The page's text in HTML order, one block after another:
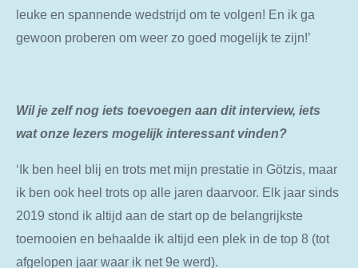
leuke en spannende wedstrijd om te volgen! En ik ga
gewoon proberen om weer zo goed mogelijk te zijn!’
Wil je zelf nog iets toevoegen aan dit interview, iets
wat onze lezers mogelijk interessant vinden?
‘Ik ben heel blij en trots met mijn prestatie in Götzis, maar
ik ben ook heel trots op alle jaren daarvoor. Elk jaar sinds
2019 stond ik altijd aan de start op de belangrijkste
toernooien en behaalde ik altijd een plek in de top 8 (tot
afgelopen jaar waar ik net 9e werd).